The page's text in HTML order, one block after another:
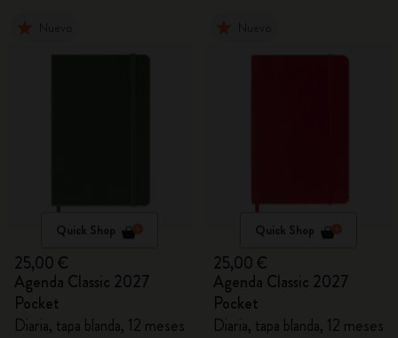
Quick Shop
25,00 €
Agenda Classic 2027
Pocket
Diaria, tapa blanda, 12 meses
Quick Shop
25,00 €
Agenda Classic 2027
Pocket
Diaria, tapa blanda, 12 meses